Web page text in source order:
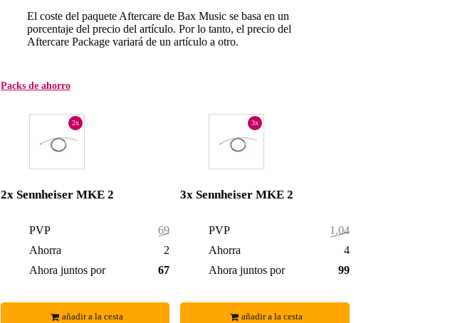
El coste del paquete Aftercare de Bax Music se basa en un
porcentaje del precio del artículo. Por lo tanto, el precio del
Aftercare Package variará de un artículo a otro.
Packs de ahorro
2x
2x Sennheiser MKE 2
PVP
694,00 €
Ahorra
21,00 €
Ahora juntos por
673,00 €
añadir a la cesta
3x
3x Sennheiser MKE 2
PVP
1.041,00 €
Ahorra
42,00 €
Ahora juntos por
999,00 €
añadir a la cesta